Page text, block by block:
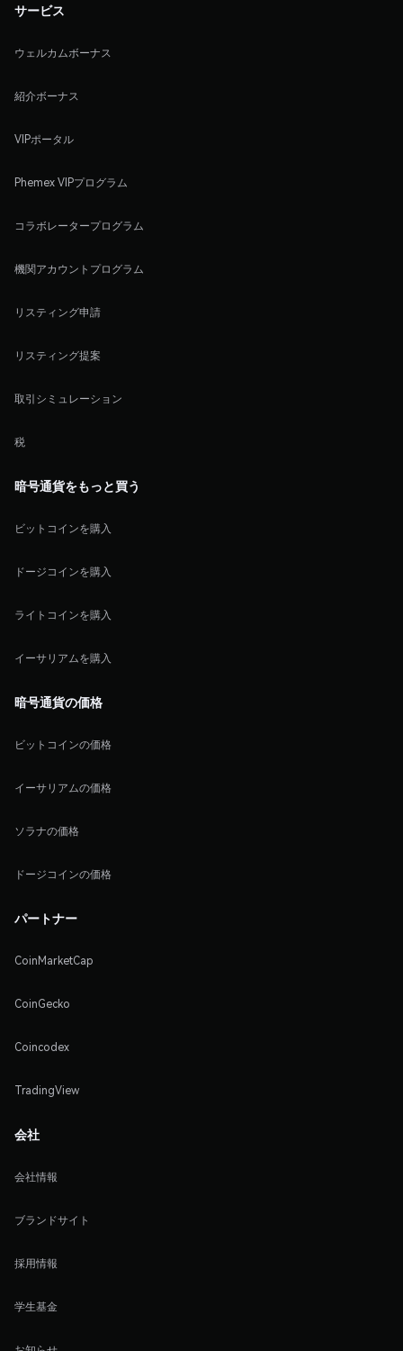
サービス
ウェルカムボーナス
紹介ボーナス
VIPポータル
Phemex VIPプログラム
コラボレータープログラム
機関アカウントプログラム
リスティング申請
リスティング提案
取引シミュレーション
税
暗号通貨をもっと買う
ビットコインを購入
ドージコインを購入
ライトコインを購入
イーサリアムを購入
暗号通貨の価格
ビットコインの価格
イーサリアムの価格
ソラナの価格
ドージコインの価格
パートナー
CoinMarketCap
CoinGecko
Coincodex
TradingView
会社
会社情報
ブランドサイト
採用情報
学生基金